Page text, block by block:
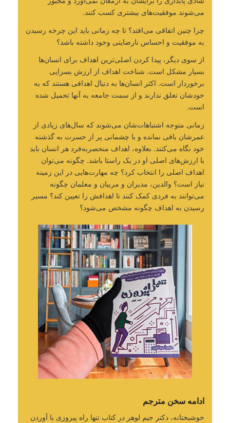
می‌شوند موفقیت‌های بیشتری کسب کنند.
چرا چنین اتفاقی می‌افتد؟ تا چه زمانی باید این چرخه رسیدن
به موفقیت و احساس نارضایتی وجود داشته باشد؟
از سوی دیگر، پیدا کردن اصلی‌ترین اهداف برای انسان‌ها
بسیار مشکل است. شناخت اهداف از ارزش بسزایی
برخوردار است. اکثر انسان‌ها به دنبال اهدافی هستند که‌ به
خودشان تعلق ندارند و از سمت جامعه به آنها تحمیل ‌شده
است.‌
زمانی متوجه اشتباهات‌شان می‌شوند که سال‌های زیادی از
عمرشان باقی نمانده و با چشمانی پر از حسرت به گذشته
خود نگاه می‌کنند. بعلاوه، اهداف منحصربه‌فرد هر انسان باید
با ارزش‌های اصلی او در یک راستا باشد. چگونه می‌توان
اهداف اصلی را انتخاب کرد؟ چه مهارت‌هایی در این زمینه
نیاز است؟ والدین، مدیران و مربیان و معلمان چگونه
می‌توانند به فردی کمک کنند تا اهدافش را تعیین کند؟ مسیر
رسیدن به اهداف چگونه مشخص می‌شود؟
ادامه سخن مترجم
خوشبختانه، دکتر جیم لوهر در کتاب تنها راه پیروزی با آوردن